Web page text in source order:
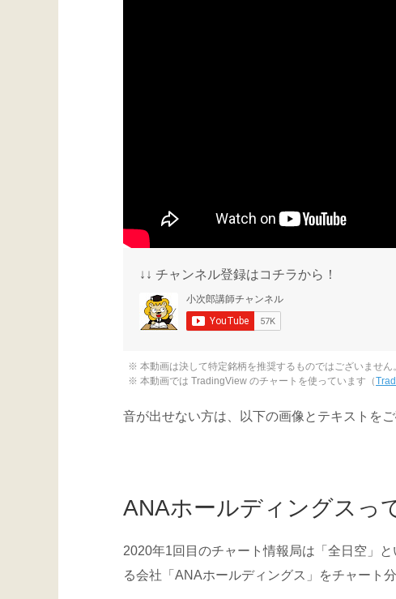
↓↓ チャンネル登録はコチラから！
※ 本動画は決して特定銘柄を推奨するものではございません
※ 本動画では TradingView のチャートを使っています（
音が出せない方は、以下の画像とテキストを
ANAホールディングスっ
2020年1回目のチャート情報局は「全日空」
る会社「ANAホールディングス」をチャート分